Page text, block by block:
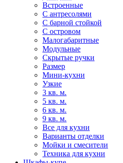
Встроенные
С антресолями
С барной стойкой
С островом
Малогабаритные
Модульные
Скрытые ручки
Размер
Мини-кухни
Узкие
3 кв. м.
5 кв. м.
6 кв. м.
9 кв. м.
Все для кухни
Варианты отделки
Мойки и смесители
Техника для кухни